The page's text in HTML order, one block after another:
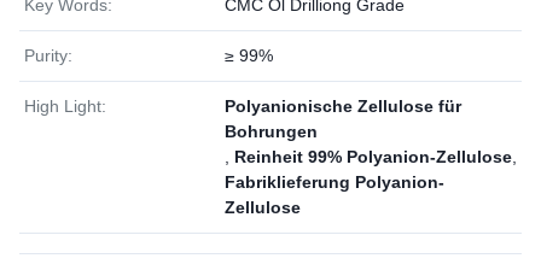
Key Words: CMC Öl Drilliong Grade
Purity: ≥ 99%
High Light:
Polyanionische Zellulose für
Bohrungen
Reinheit 99% Polyanion-Zellulose
Fabriklieferung Polyanion-
Zellulose